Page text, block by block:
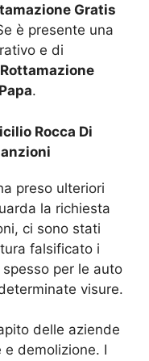
Gratis
è presente una
e di
Rottamazione
.
Rocca Di
preso ulteriori
la richiesta
ci sono stati
falsificato i
per le auto
visure.
delle aziende
demolizione. I